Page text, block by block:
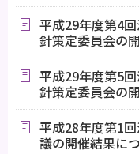
平成29年度第4
針策定委員会の
平成29年度第5
針策定委員会の
平成28年度第1
議の開催結果に